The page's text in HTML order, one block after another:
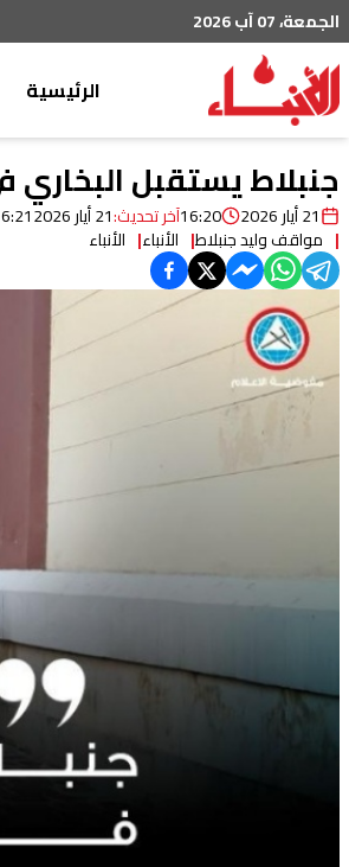
الجمعة، 07 آب 2026
الرئيسية
جنبلاط يستقبل البخاري
21 أيار 2026 16:20آخر تحديث:21 أيار 2026
مواقف وليد جنبلاط الأنباء الأنباء